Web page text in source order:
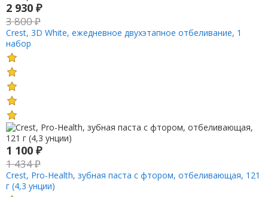
2 930 ₽
3 800₽
Crest, 3D White, ежедневное двухэтапное отбеливание, 1
набор
1 100 ₽
1 434₽
Crest, Pro-Health, зубная паста с фтором, отбеливающая, 121
г (4,3 унции)